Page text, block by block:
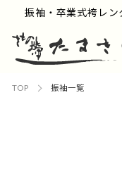
振袖・卒業式袴レ
TOP 振袖一覧